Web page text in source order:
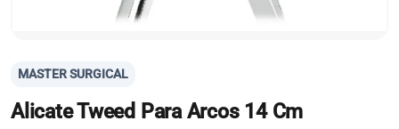
MASTER SURGICAL
Alicate Tweed Para Arcos 14 Cm